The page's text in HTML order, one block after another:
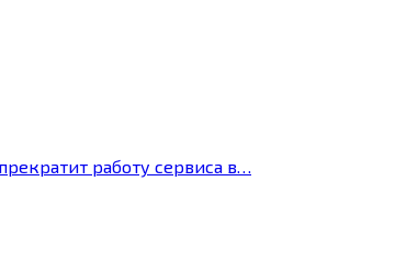
работу сервиса в…